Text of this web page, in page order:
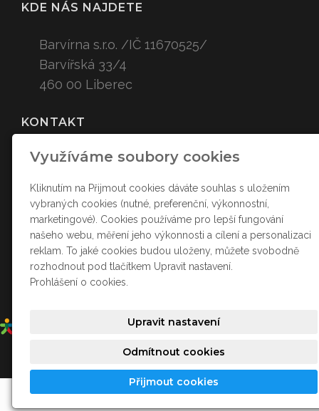
KDE NÁS NAJDETE
Barvírna s.r.o. /IČ 11670525/
Barvířská 33/4
460 00 Liberec
KONTAKT
barvirnab@gmail.com
+420 777 661 257 Vedoucí
SOCIÁLNÍ SÍTĚ
Využíváme soubory cookies
Kliknutím na Přijmout cookies dáváte souhlas s uložením
vybraných cookies (nutné, preferenční, výkonnostní,
marketingové). Cookies používáme pro lepší fungování
našeho webu, měření jeho výkonnosti a cílení a personalizaci
reklam. To jaké cookies budou uloženy, můžete svobodně
rozhodnout pod tlačítkem Upravit nastavení.
Prohlášení o cookies.
Upravit nastavení
Odmítnout cookies
Přijmout cookies